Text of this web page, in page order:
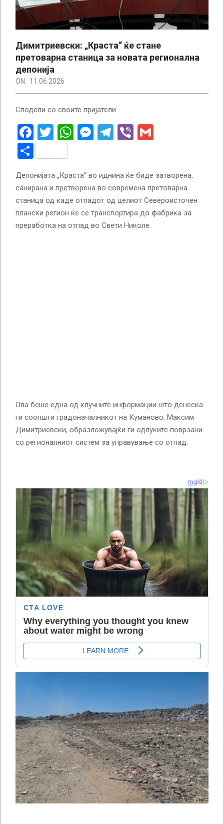
Димитриевски: „Краста“ ќе стане
претоварна станица за новата регионална
депонија
ON: 11.06.2026
Сподели со своите пријатели
Facebook
Twitter
WhatsApp
Messenger
Telegram
Viber
Share
Депонијата „Краста“ во иднина ќе биде затворена,
санирана и претворена во современа претоварна
станица од каде отпадот од целиот Североисточен
плански регион ќе се транспортира до фабрика за
преработка на отпад во Свети Николе.
Ова беше една од клучните информации што денеска
ги соопшти градоначалникот на Куманово, Максим
Димитриевски, образложувајќи ги одлуките поврзани
со регионалниот систем за управување со отпад.